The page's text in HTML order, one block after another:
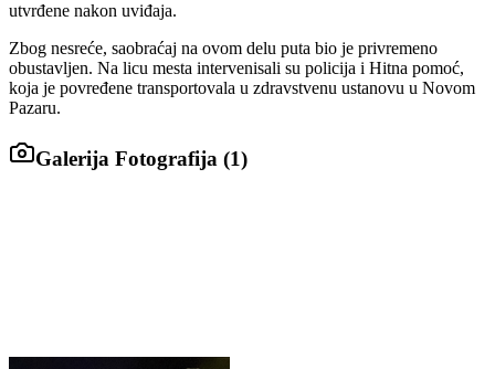
utvrđene nakon uviđaja.
Zbog nesreće, saobraćaj na ovom delu puta bio je privremeno
obustavljen. Na licu mesta intervenisali su policija i Hitna pomoć,
koja je povređene transportovala u zdravstvenu ustanovu u Novom
Pazaru.
Galerija Fotografija (1)